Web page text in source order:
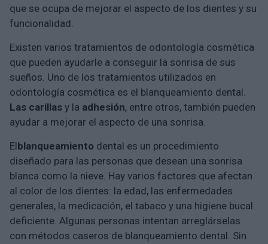
que se ocupa de mejorar el aspecto de los dientes y su
funcionalidad.
Existen varios tratamientos de odontología cosmética
que pueden ayudarle a conseguir la sonrisa de sus
sueños. Uno de los tratamientos utilizados en
odontología cosmética es el blanqueamiento dental.
Las carillas y la adhesión, entre otros, también pueden
ayudar a mejorar el aspecto de una sonrisa.
Elblanqueamiento dental es un procedimiento
diseñado para las personas que desean una sonrisa
blanca como la nieve. Hay varios factores que afectan
al color de los dientes: la edad, las enfermedades
generales, la medicación, el tabaco y una higiene bucal
deficiente. Algunas personas intentan arreglárselas
con métodos caseros de blanqueamiento dental. Sin